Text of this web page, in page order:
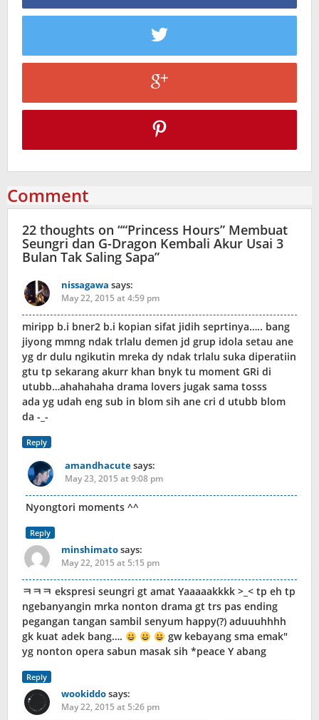
Comment
22 thoughts on ““Princess Hours” Membuat
Seungri dan G-Dragon Kembali Akur Usai 3
Bulan Tak Saling Sapa”
nissagawa says:
May 22, 2015 at 4:59 pm
miripp b.i bner2 b.i kopian sifat jidih seprtinya….. bang
jiyong mmng ndak trlalu demen jd grup idola setau ane
yg dr dulu ngikutin mreka dy ndak trlalu suka diperatiin
gtu tp sekarang akurr khan bnyk tu moment GRi di
utubb…ahahahaha drama lovers jugak sama tosss
ada yg udah eng sub in blom sih ane cri d utubb blom
da -_-
Reply
amandhacutesays:
May 23, 2015 at 9:08 pm
Nyongtori moments ^^
Reply
minshimatosays:
May 22, 2015 at 5:15 pm
ㅋㅋㅋ ekspresi seungri gt amat Yaaaaakkkk >_< tp eh tp
ngebanyangin mrka nonton drama gt trs pas ending
pegangan tangan sambil senyum happy(?) aduuuhhhh
gk kuat adek bang….
gw kebayang sma emak"
yg nonton opera sabun masak sih *peace Y abang
Reply
wookiddosays:
May 22, 2015 at 5:26 pm